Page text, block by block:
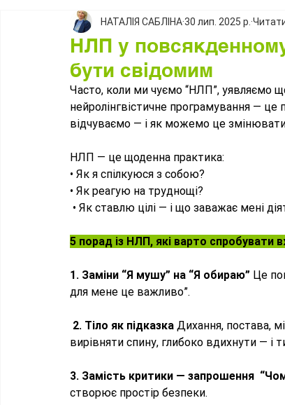
НЛП у
бути свідомим
НАТАЛІЯ САБЛІНА30 лип. 2025 р.
Часто, коли ми чуємо “НЛП”, уявляємо
нейролінгвістичне програмування —
відчуваємо — і як можемо це
НЛП — це щоденна практика:
• Як я спілкуюся з собою?
• Як реагую на труднощі?
• Як ставлю цілі — і що заважає мені
5 порад із НЛП, які варто спробувати
1. Заміни “Я мушу” на “Я обираю” Це
для мене це важливо”.
2. Тіло як підказка Дихання, постава,
вирівняти спину, глибоко вдихнути — і
3. Замість критики — запрошення
створює простір безпеки.